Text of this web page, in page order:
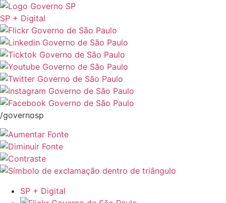
SP + Digital
/governosp
SP + Digital